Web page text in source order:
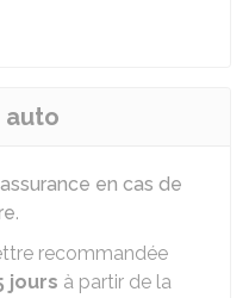
auto
en cas de
.
recommandée
jours à partir de la